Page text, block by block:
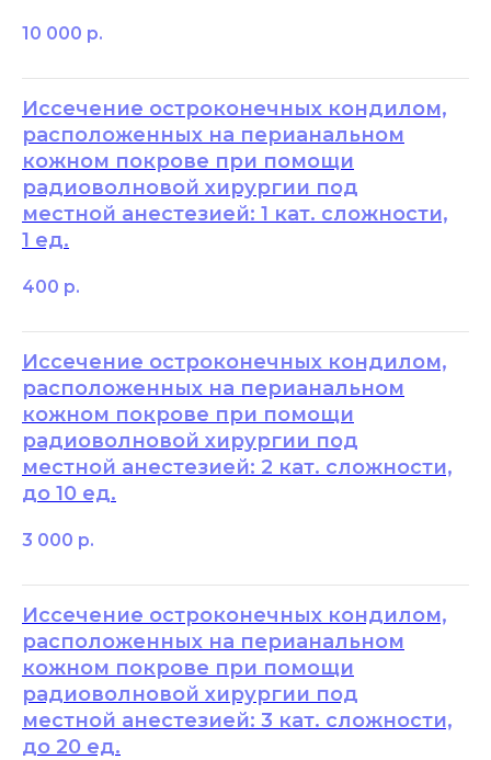
10 000 р.
Иссечение остроконечных кондилом,
расположенных на перианальном
кожном покрове при помощи
радиоволновой хирургии под
местной анестезией: 1 кат. сложности,
1 ед.
400 р.
Иссечение остроконечных кондилом,
расположенных на перианальном
кожном покрове при помощи
радиоволновой хирургии под
местной анестезией: 2 кат. сложности,
до 10 ед.
3 000 р.
Иссечение остроконечных кондилом,
расположенных на перианальном
кожном покрове при помощи
радиоволновой хирургии под
местной анестезией: 3 кат. сложности,
до 20 ед.